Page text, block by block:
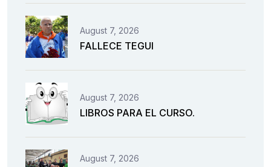
August 7, 2026
FALLECE TEGUI
August 7, 2026
LIBROS PARA EL CURSO.
August 7, 2026